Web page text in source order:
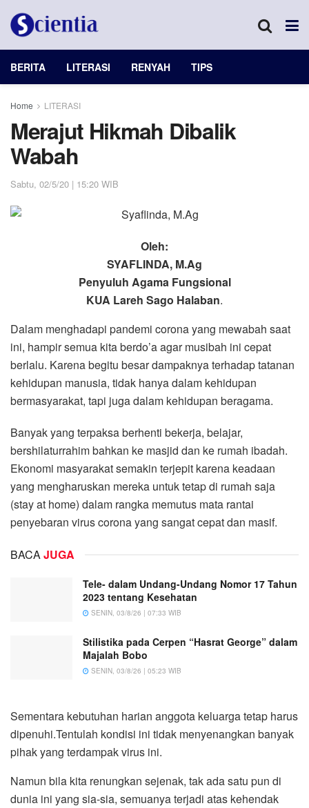
BERITA LITERASI RENYAH TIPS
Home LITERASI
Merajut Hikmah Dibalik
Wabah
Sabtu, 02/5/20 | 15:20 WIB
Oleh:
SYAFLINDA, M.Ag
Penyuluh Agama Fungsional
KUA Lareh Sago Halaban.
Dalam menghadapi pandemi corona yang mewabah saat
ini, hampir semua kita berdo’a agar musibah ini cepat
berlalu. Karena begitu besar dampaknya terhadap tatanan
kehidupan manusia, tidak hanya dalam kehidupan
bermasyarakat, tapi juga dalam kehidupan beragama.
Banyak yang terpaksa berhenti bekerja, belajar,
bershilaturrahim bahkan ke masjid dan ke rumah ibadah.
Ekonomi masyarakat semakin terjepit karena keadaan
yang mengharuskan mereka untuk tetap di rumah saja
(stay at home) dalam rangka memutus mata rantai
penyebaran virus corona yang sangat cepat dan masif.
BACAJUGA
Tele- dalam Undang-Undang Nomor 17 Tahun
2023 tentang Kesehatan
SENIN, 03/8/26 | 07:33 WIB
Stilistika pada Cerpen “Hasrat George” dalam
Majalah Bobo
SENIN, 03/8/26 | 05:23 WIB
Sementara kebutuhan harian anggota keluarga tetap harus
dipenuhi.Tentulah kondisi ini tidak menyenangkan banyak
pihak yang terdampak virus ini.
Namun bila kita renungkan sejenak, tak ada satu pun di
dunia ini yang sia-sia, semuanya terjadi atas kehendak